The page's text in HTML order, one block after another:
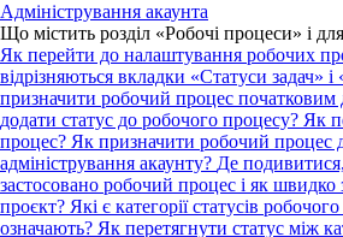
Адміністрування акаунта
Що містить розділ «Робочі процеси» і
Як перейти до налаштування робочих
відрізняються вкладки «Статуси задач»
призначити робочий процес початковим
додати статус до робочого процесу? Як
процес? Як призначити робочий процес
адміністрування акаунту? Де
застосовано робочий процес і як швидко
проєкт? Які є категорії статусів
означають? Як перетягнути статус між